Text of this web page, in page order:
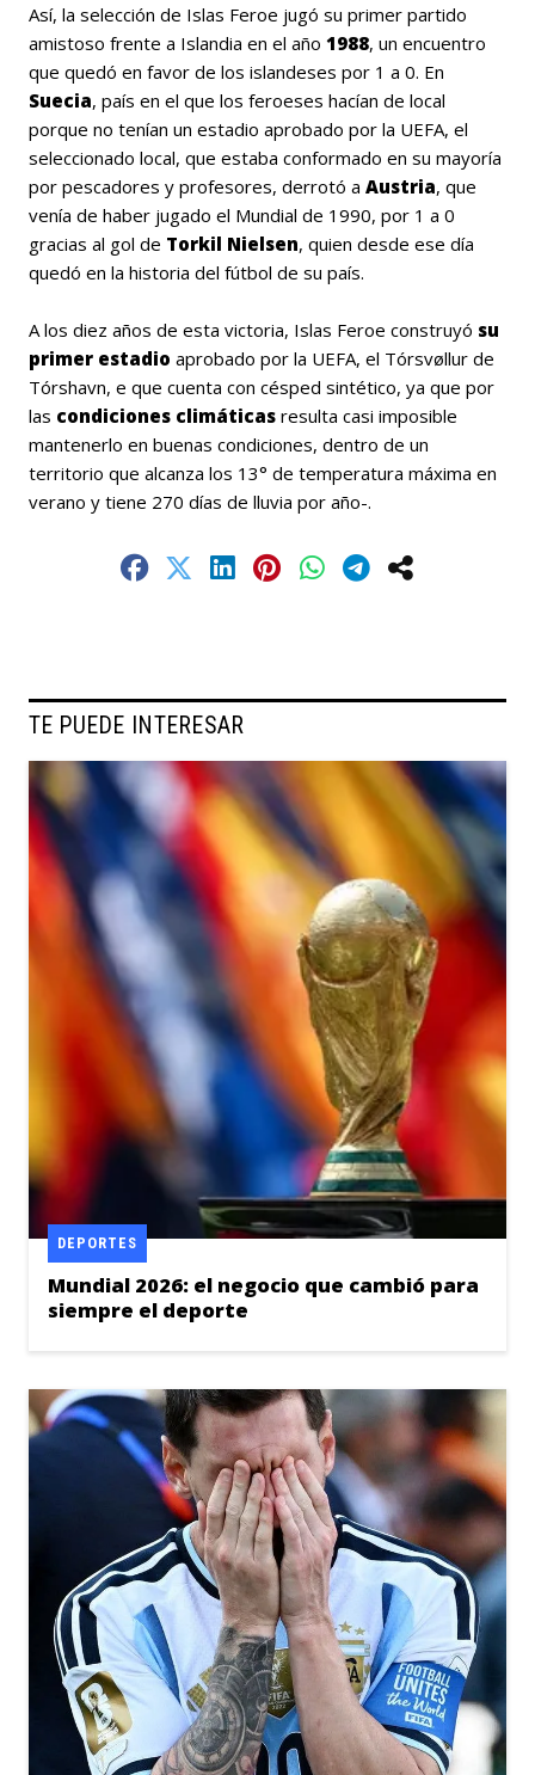
Así, la selección de Islas Feroe jugó su primer partido
amistoso frente a Islandia en el año 1988, un encuentro
que quedó en favor de los islandeses por 1 a 0. En
Suecia, país en el que los feroeses hacían de local
porque no tenían un estadio aprobado por la UEFA, el
seleccionado local, que estaba conformado en su mayoría
por pescadores y profesores, derrotó a Austria, que
venía de haber jugado el Mundial de 1990, por 1 a 0
gracias al gol de Torkil Nielsen, quien desde ese día
quedó en la historia del fútbol de su país.
A los diez años de esta victoria, Islas Feroe construyó su
primer estadio aprobado por la UEFA, el Tórsvøllur de
Tórshavn, e que cuenta con césped sintético, ya que por
las condiciones climáticas resulta casi imposible
mantenerlo en buenas condiciones, dentro de un
territorio que alcanza los 13° de temperatura máxima en
verano y tiene 270 días de lluvia por año-.
TE PUEDE INTERESAR
Mundial 2026: el negocio que cambió para
siempre el deporte
DEPORTES